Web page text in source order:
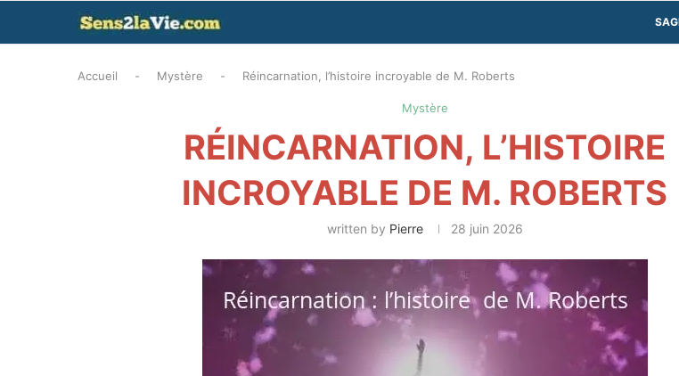
Accueil - Mystère - Réincarnation, l’histoire incroyable de M. Roberts
Mystère
RÉINCARNATION, L’HISTOIRE
INCROYABLE DE M. ROBERTS
written by Pierre 28 juin 2026